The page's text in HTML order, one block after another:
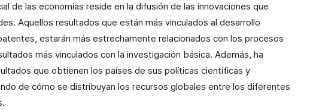
de las economías reside en la difusión de las innovaciones que
Aquellos resultados que están más vinculados al desarrollo
estarán más estrechamente relacionados con los procesos
más vinculados con la investigación básica. Además, ha
que obtienen los países de sus políticas científicas y
de cómo se distribuyan los recursos globales entre los diferentes